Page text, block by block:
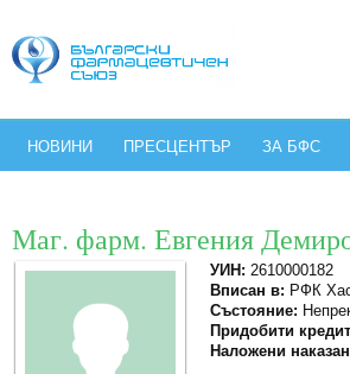
НОВИНИ ПРЕСЦЕНТЪР ЗА БФС
Маг. фарм. Евгения
УИН: 2610000182
Вписан в: РФК
Състояние:
Придобити
Наложени